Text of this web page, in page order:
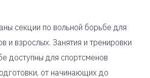
секции по вольной борьбе для
и взрослых. Занятия и тренировки
доступны для спортсменов
от начинающих до